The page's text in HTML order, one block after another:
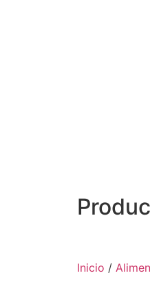
Inicio /